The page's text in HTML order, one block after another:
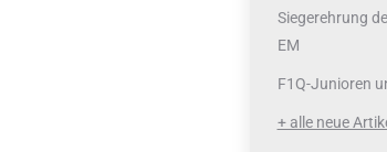
Siegerehrung
EM
F1Q-Junioren
+ alle neue